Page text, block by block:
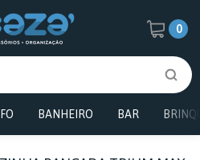
0
BANHEIRO BAR